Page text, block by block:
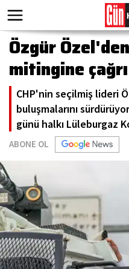
Özgür
mitingine çağrı
CHP'nin seçilmiş lideri
buluşmalarını
günü halkı Lüleburgaz
ABONE OL